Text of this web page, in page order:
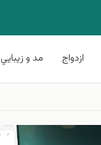
ازدواج مد و زيبايي